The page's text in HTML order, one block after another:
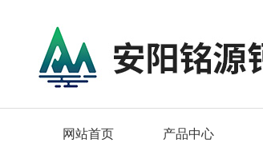
网站首页 产品中心